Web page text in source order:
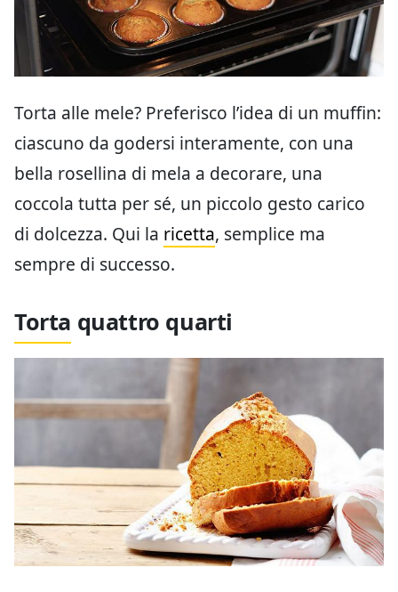
Torta alle mele? Preferisco l’idea di un muffin:
ciascuno da godersi interamente, con una
bella rosellina di mela a decorare, una
coccola tutta per sé, un piccolo gesto carico
di dolcezza. Qui la ricetta, semplice ma
sempre di successo.
Torta quattro quarti